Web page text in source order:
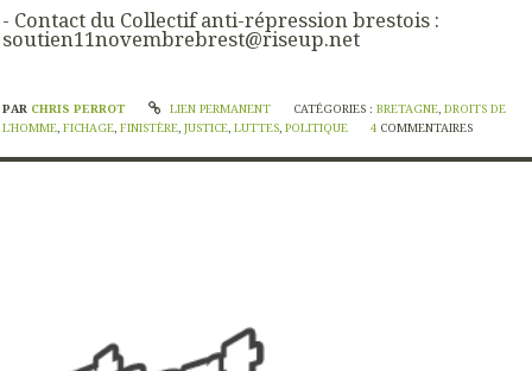
- Contact du Collectif anti-répression brestois :
soutien11novembrebrest@riseup.net
PAR CHRIS PERROT LIEN PERMANENT CATÉGORIES :BRETAGNE,DROITS DE
L'HOMME, FICHAGE, FINISTÈRE, JUSTICE, LUTTES, POLITIQUE 4 COMMENTAIRES